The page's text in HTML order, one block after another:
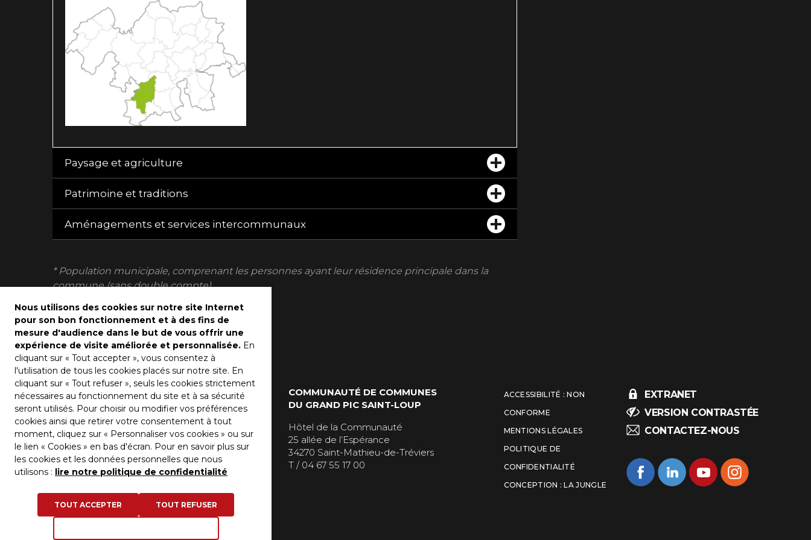
Paysage et agriculture
Patrimoine et traditions
Aménagements et services intercommunaux
* Population municipale, comprenant les personnes ayant leur résidence principale dans la
commune (sans double compte).
ACCESSIBILITÉ : NON
CONFORME
MENTIONS LÉGALES
POLITIQUE DE
CONFIDENTIALITÉ
CONCEPTION : LA JUNGLE
COMMUNAUTÉ DE COMMUNES
DU GRAND PIC SAINT-LOUP
Hôtel de la Communauté
25 allée de l’Espérance
34270 Saint-Mathieu-de-Tréviers
T / 04 67 55 17 00
EXTRANET
VERSION CONTRASTÉE
CONTACTEZ-NOUS
Nous utilisons des cookies sur notre site Internet
pour son bon fonctionnement et à des fins de
mesure d'audience dans le but de vous offrir une
expérience de visite améliorée et personnalisée. En
cliquant sur « Tout accepter », vous consentez à
l'utilisation de tous les cookies placés sur notre site. En
cliquant sur « Tout refuser », seuls les cookies strictement
nécessaires au fonctionnement du site et à sa sécurité
seront utilisés. Pour choisir ou modifier vos préférences
cookies ainsi que retirer votre consentement à tout
moment, cliquez sur « Personnaliser vos cookies » ou sur
le lien « Cookies » en bas d'écran. Pour en savoir plus sur
les cookies et les données personnelles que nous
utilisons : lire notre politique de confidentialité
TOUT ACCEPTER TOUT REFUSER